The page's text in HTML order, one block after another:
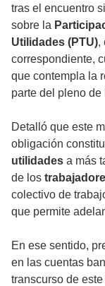
tras el encuentro
sobre la
Utilidades (PTU),
correspondiente,
que contempla la
parte del pleno
Detalló que este
obligación
utilidades a más
de los
colectivo de
que permite
En ese sentido,
en las cuentas
transcurso de